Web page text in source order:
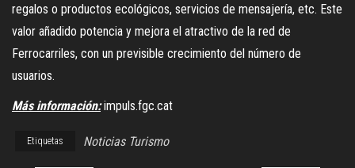
regalos o productos ecológicos, servicios de mensajería, etc. Este
valor añadido potencia y mejora el atractivo de la red de
Ferrocarriles, con un previsible crecimiento del número de
usuarios.
Más información: impuls.fgc.cat
Etiquetas Noticias Turismo